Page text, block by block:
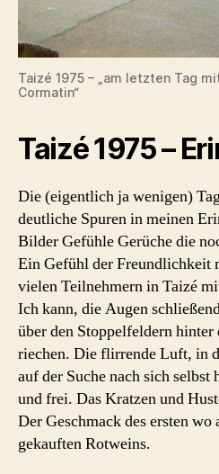
Taizé 1975 – „am letzten Tag
Cormatin“
Taizé 1975 –
Die (eigentlich ja wenigen)
deutliche Spuren in meinen
Bilder Gefühle Gerüche die
Ein Gefühl der Freundlichkeit
vielen Teilnehmern in Taizé
Ich kann, die Augen
über den Stoppelfeldern
riechen. Die flirrende Luft, in
auf der Suche nach sich
und frei. Das Kratzen und
Der Geschmack des ersten wo
gekauften Rotweins.